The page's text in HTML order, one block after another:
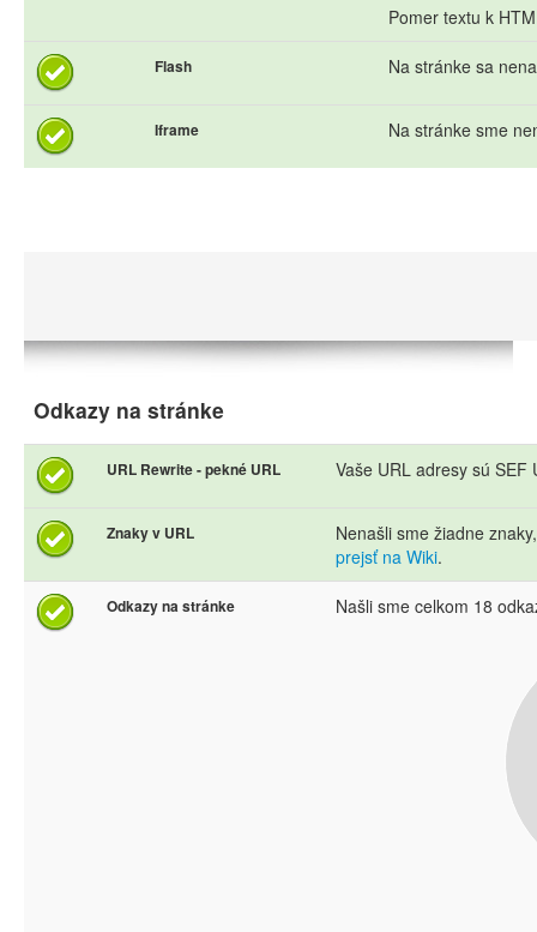
Pomer textu k
Flash Na stránke sa
Iframe Na stránke sme
Odkazy na stránke
URL Rewrite - pekné URL Vaše URL adresy sú
Znaky v URL
Nenašli sme žiadne
prejsť na Wiki.
Odkazy na stránke Našli sme celkom 18